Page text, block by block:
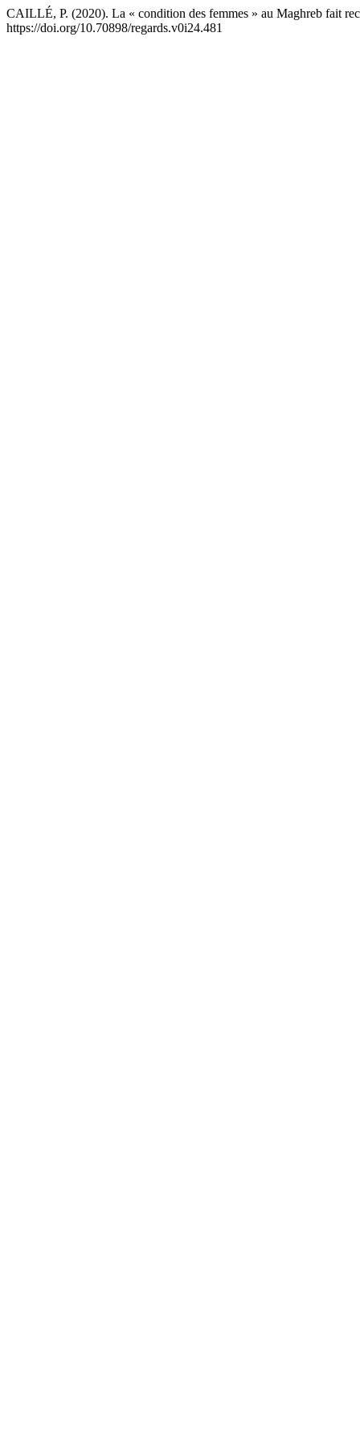
CAILLÉ, P. (2020). La « condition des femmes » au Maghreb fait
https://doi.org/10.70898/regards.v0i24.481